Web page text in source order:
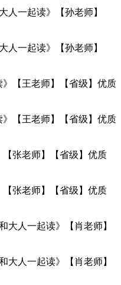
一起读》【孙老师】
一起读》【孙老师】
【王老师】【省级】优质
【王老师】【省级】优质
张老师】【省级】优质
张老师】【省级】优质
人一起读》【肖老师】
人一起读》【肖老师】